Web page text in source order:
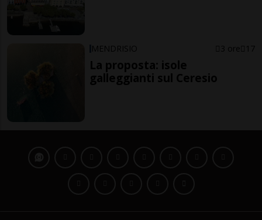
MENDRISIO 3 ore 17
La proposta: isole
galleggianti sul Ceresio